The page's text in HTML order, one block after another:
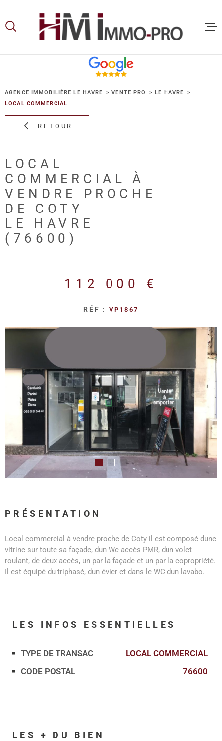
lamenu
contenu
AGENCE IMMOBILIÈRE LE HAVRE VENTE PRO
LE HAVRE
LOCAL COMMERCIAL
RETOUR
LOCAL
COMMERCIAL À
VENDRE PROCHE
DE COTY
LE HAVRE
(76600)
112 000 €
RÉF :VP1867
PRÉSENTATION
Local commercial à vendre proche de Coty il est composé dune
vitrine sur toute sa façade, dun Wc accès PMR, dun volet
roulant, de deux accès, un par la façade et un par la copropriété.
Il est équipé du triphasé, dun évier et dans le WC dun lavabo.
LES INFOS ESSENTIELLES
Caractérisque Valeurs
TYPE DE TRANSAC
LOCAL COMMERCIAL
CODE POSTAL
76600
LES + DU BIEN